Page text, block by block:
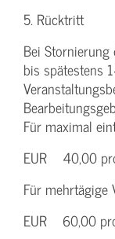
5. Rücktritt
Bei
bis spätestens
Für maximal
EUR 40,00
Für mehrtägige
EUR 60,00